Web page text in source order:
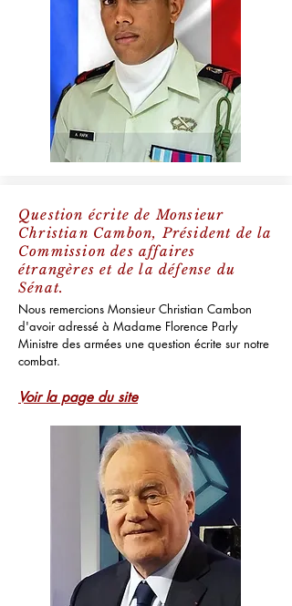
Question écrite de Monsieur
Christian Cambon, Président de la
Commission des affaires
étrangères et de la défense du
Sénat.
Nous remercions Monsieur Christian Cambon
d'avoir adressé à Madame Florence Parly
Ministre des armées une question écrite sur notre
combat.
Voir la page du site